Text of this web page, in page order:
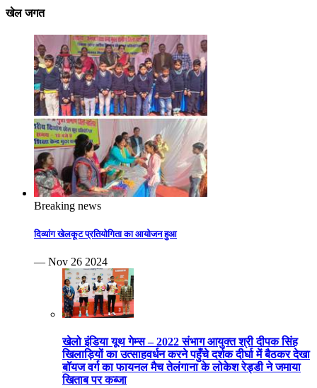
खेल जगत
Breaking news
दिव्यांग खेलकूट प्रतियोगिता का आयोजन हुआ
— Nov 26 2024
खेलो इंडिया यूथ गेम्स – 2022 संभाग आयुक्त श्री दीपक सिंह
खिलाड़ियों का उत्साहवर्धन करने पहुँचे दर्शक दीर्घा में बैठकर देखा
बॉयज वर्ग का फायनल मैच तेलंगाना के लोकेश रेड्डी ने जमाया
खिताब पर कब्जा